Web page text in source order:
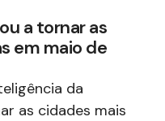
a tornar as
em maio de
da
as cidades mais